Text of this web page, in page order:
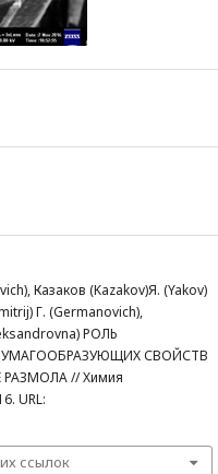
Казаков (Kazakov)Я. (Yakov)
Г. (Germanovich),
РОЛЬ
СВОЙСТВ
// Химия
URL:
ссылок